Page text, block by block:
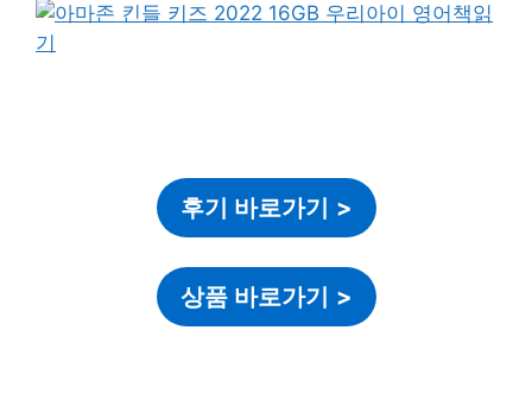
후기 바로가기 >
상품 바로가기 >